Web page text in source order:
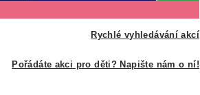
Rychlé vyhledávání akcí
Pořádáte akci pro děti? Napište nám o ní!